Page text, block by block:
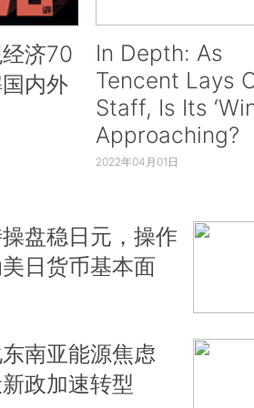
济70
内外
In Depth: As
Tencent Lays
Staff, Is Its
Approaching?
2022年04月01日
盘稳日元，操作
日货币基本面
南亚能源焦虑
政加速转型